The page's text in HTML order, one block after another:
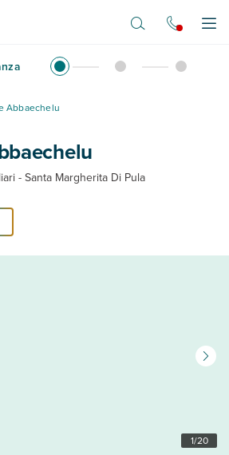
Abbaechelu
- Santa Margherita Di Pula
1/20